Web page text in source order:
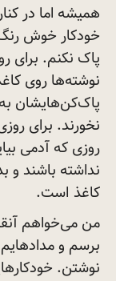
همیشه اما در
خودکار خوش رنگ
پاک نکنم. برای
نوشته‌ها روی
پاک‌کن‌هایشان به
نخورند. برای
روزی که آدمی
نداشته باشند و
کاغذ است.
من می‌خواهم
برسم و
نوشتن.